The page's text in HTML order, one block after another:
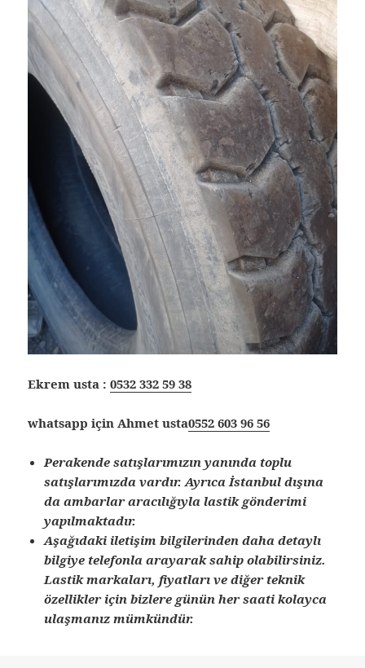
Ekrem usta :0532 332 59 38
whatsapp için Ahmet usta0552 603 96 56
Perakende satışlarımızın yanında toplu
satışlarımızda vardır. Ayrıca İstanbul dışına
da ambarlar aracılığıyla lastik gönderimi
yapılmaktadır.
Aşağıdaki iletişim bilgilerinden daha detaylı
bilgiye telefonla arayarak sahip olabilirsiniz.
Lastik markaları, fiyatları ve diğer teknik
özellikler için bizlere günün her saati kolayca
ulaşmanız mümkündür.